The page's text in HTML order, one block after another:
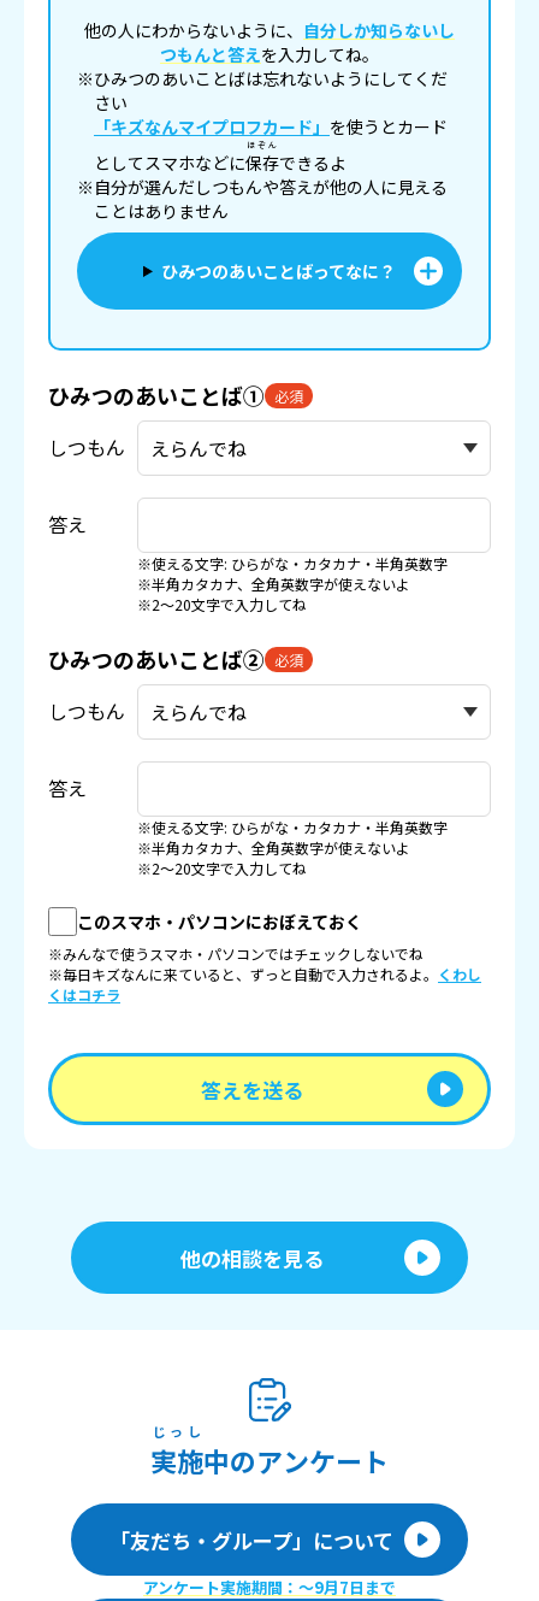
他の人にわからないように、 自分しか知らないし
つもんと答えを入力してね。
※ひみつのあいことばは忘れないようにしてくだ
さい
「キズなんマイプロフカード」 を使うとカード
としてスマホなどに保存
ほぞん
できるよ
※自分が選んだしつもんや答えが他の人に見える
ことはありません
ひみつのあいことばってなに？
ひみつのあいことば① 必須
しつもん
答え
※使える文字: ひらがな・カタカナ・半角英数字
※半角カタカナ、全角英数字が使えないよ
※2〜20文字で入力してね
ひみつのあいことば② 必須
しつもん
答え
※使える文字: ひらがな・カタカナ・半角英数字
※半角カタカナ、全角英数字が使えないよ
※2〜20文字で入力してね
このスマホ・パソコンにおぼえておく
※みんなで使うスマホ・パソコンではチェックしないでね
※毎日キズなんに来ていると、ずっと自動で入力されるよ。 くわし
くはコチラ
答えを送る
他の相談を見る
実施
じっし
中のアンケート
「友だち・グループ」について
アンケート実施期間：〜9月7日まで